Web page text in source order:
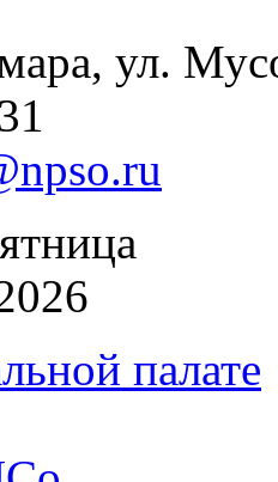
ул.
палате